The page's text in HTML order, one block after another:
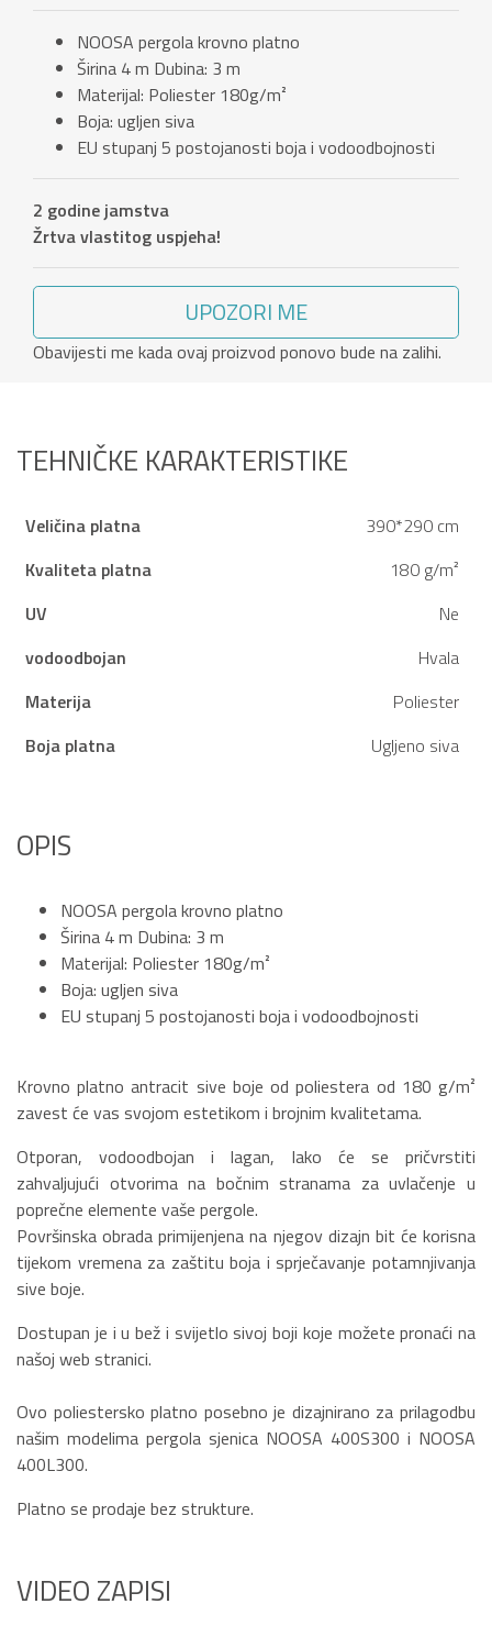
NOOSA pergola krovno platno
Širina 4 m Dubina: 3 m
Materijal: Poliester 180g/m²
Boja: ugljen siva
EU stupanj 5 postojanosti boja i vodoodbojnosti
2 godine jamstva
Žrtva vlastitog uspjeha!
UPOZORI ME
Obavijesti me kada ovaj proizvod ponovo bude na zalihi.
TEHNIČKE KARAKTERISTIKE
Veličina platna
390*290 cm
Kvaliteta platna
180 g/m²
UV
Ne
vodoodbojan
Hvala
Materija
Poliester
Boja platna
Ugljeno siva
OPIS
NOOSA pergola krovno platno
Širina 4 m Dubina: 3 m
Materijal: Poliester 180g/m²
Boja: ugljen siva
EU stupanj 5 postojanosti boja i vodoodbojnosti
Krovno platno antracit sive boje od poliestera od 180 g/m²
zavest će vas svojom estetikom i brojnim kvalitetama.
Otporan, vodoodbojan i lagan, lako će se pričvrstiti
zahvaljujući otvorima na bočnim stranama za uvlačenje u
poprečne elemente vaše pergole.
Površinska obrada primijenjena na njegov dizajn bit će korisna
tijekom vremena za zaštitu boja i sprječavanje potamnjivanja
sive boje.
Dostupan je i u bež i svijetlo sivoj boji koje možete pronaći na
našoj web stranici.
Ovo poliestersko platno posebno je dizajnirano za prilagodbu
našim modelima pergola sjenica NOOSA 400S300 i NOOSA
400L300.
Platno se prodaje bez strukture.
VIDEO ZAPISI